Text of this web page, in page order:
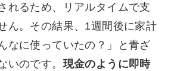
れるため、リアルタイムで支
ん。その結果、1週間後に家計
なに使っていたの？」と青ざ
いのです。 現金のように即時